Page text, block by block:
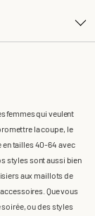
femmes qui veulent
la coupe, le
en tailles 40-64 avec
styles sont aussi bien
aux maillots de
Que vous
soirée, ou des styles